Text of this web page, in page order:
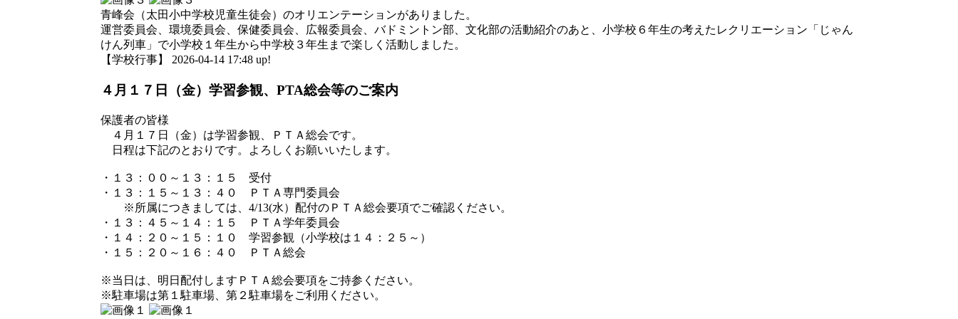
青峰会（太田小中学校児童生徒会）のオリエンテーションがありました。
運営委員会、環境委員会、保健委員会、広報委員会、バドミントン部、文化部の活動紹介のあと、小学校６年生の考えたレクリエーション「じゃん
けん列車」で小学校１年生から中学校３年生まで楽しく活動しました。
【学校行事】 2026-04-14 17:48 up!
４月１７日（金）学習参観、PTA総会等のご案内
保護者の皆様
４月１７日（金）は学習参観、ＰＴＡ総会です。
日程は下記のとおりです。よろしくお願いいたします。
・１３：００～１３：１５ 受付
・１３：１５～１３：４０ ＰＴＡ専門委員会
※所属につきましては、4/13(水）配付のＰＴＡ総会要項でご確認ください。
・１３：４５～１４：１５ ＰＴＡ学年委員会
・１４：２０～１５：１０ 学習参観（小学校は１４：２５～）
・１５：２０～１６：４０ ＰＴＡ総会
※当日は、明日配付しますＰＴＡ総会要項をご持参ください。
※駐車場は第１駐車場、第２駐車場をご利用ください。